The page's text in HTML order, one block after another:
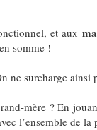
et aux
en somme !
ne surcharge ainsi
mère ? En
l’ensemble de la